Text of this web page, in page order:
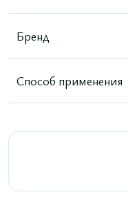
Бренд
Способ применения